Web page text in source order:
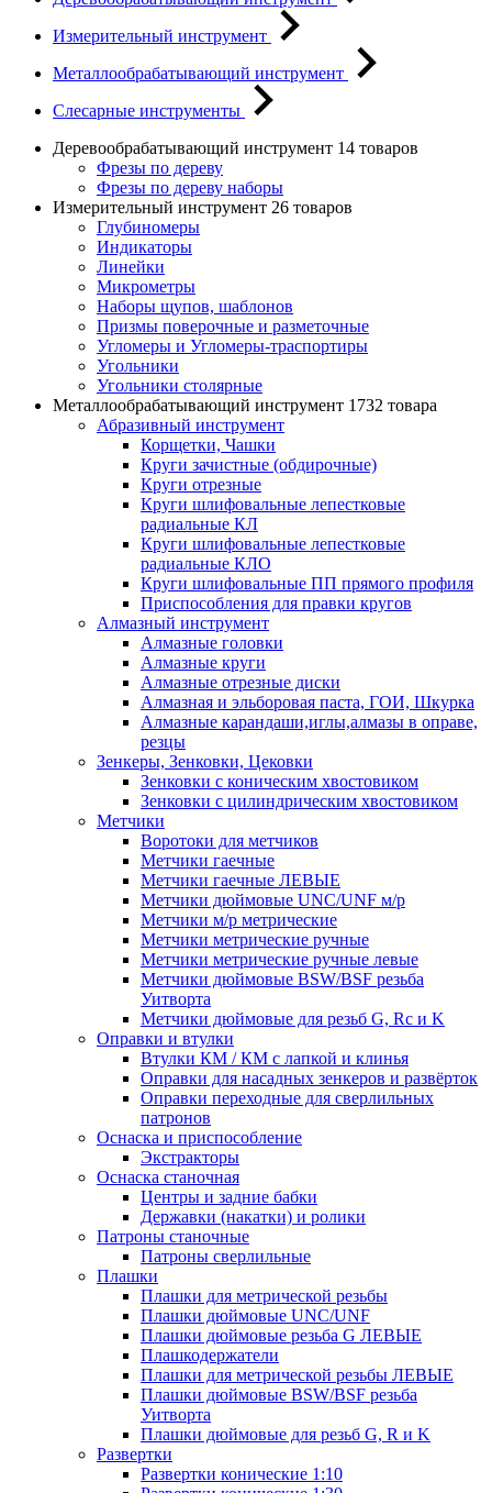
Измерительный инструмент
Металлообрабатывающий инструмент
Слесарные инструменты
Деревообрабатывающий инструмент 14 товаров
Фрезы по дереву
Фрезы по дереву наборы
Измерительный инструмент 26 товаров
Глубиномеры
Индикаторы
Линейки
Микрометры
Наборы щупов, шаблонов
Призмы поверочные и разметочные
Угломеры и Угломеры-траспортиры
Угольники
Угольники столярные
Металлообрабатывающий инструмент 1732 товара
Абразивный инструмент
Корщетки, Чашки
Круги зачистные (обдирочные)
Круги отрезные
Круги шлифовальные лепестковые
радиальные КЛ
Круги шлифовальные лепестковые
радиальные КЛО
Круги шлифовальные ПП прямого профиля
Приспособления для правки кругов
Алмазный инструмент
Алмазные головки
Алмазные круги
Алмазные отрезные диски
Алмазная и эльборовая паста, ГОИ, Шкурка
Алмазные карандаши,иглы,алмазы в оправе,
резцы
Зенкеры, Зенковки, Цековки
Зенковки с коническим хвостовиком
Зенковки с цилиндрическим хвостовиком
Метчики
Воротоки для метчиков
Метчики гаечные
Метчики гаечные ЛЕВЫЕ
Метчики дюймовые UNC/UNF м/р
Метчики м/р метрические
Метчики метрические ручные
Метчики метрические ручные левые
Метчики дюймовые BSW/BSF резьба
Уитворта
Метчики дюймовые для резьб G, Rc и K
Оправки и втулки
Втулки КМ / КМ с лапкой и клинья
Оправки для насадных зенкеров и развёрток
Оправки переходные для сверлильных
патронов
Оснаска и приспособление
Экстракторы
Оснаска станочная
Центры и задние бабки
Державки (накатки) и ролики
Патроны станочные
Патроны сверлильные
Плашки
Плашки для метрической резьбы
Плашки дюймовые UNC/UNF
Плашки дюймовые резьба G ЛЕВЫЕ
Плашкодержатели
Плашки для метрической резьбы ЛЕВЫЕ
Плашки дюймовые BSW/BSF резьба
Уитворта
Плашки дюймовые для резьб G, R и K
Развертки
Развертки конические 1:10